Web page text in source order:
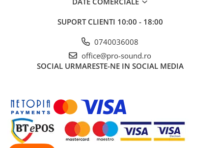
Studio si inregistrari
Accesorii echipamente de studio
Controllere monitoare de studio
Convertoare AD/DA
Interfete audio
Interfete MIDI si Cabluri Midi-USB
SUPORT CLIENTI 10:00 - 18:00
0740036008
office@pro-sound.ro
SOCIAL URMARESTE-NE IN SOCIAL MEDIA